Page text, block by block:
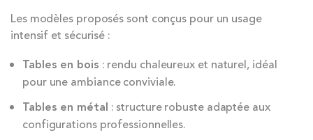
Les modèles proposés sont conçus pour un usage
intensif et sécurisé :
Tables en bois : rendu chaleureux et naturel, idéal
pour une ambiance conviviale.
Tables en métal : structure robuste adaptée aux
configurations professionnelles.